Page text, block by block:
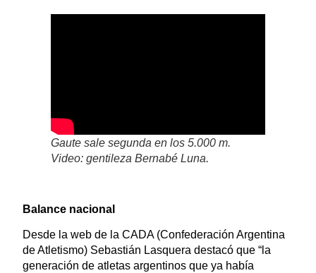
Gaute sale segunda en los 5.000 m.
Video: gentileza Bernabé Luna.
Balance nacional
Desde la web de la CADA (Confederación Argentina
de Atletismo) Sebastián Lasquera destacó que “la
generación de atletas argentinos que ya había